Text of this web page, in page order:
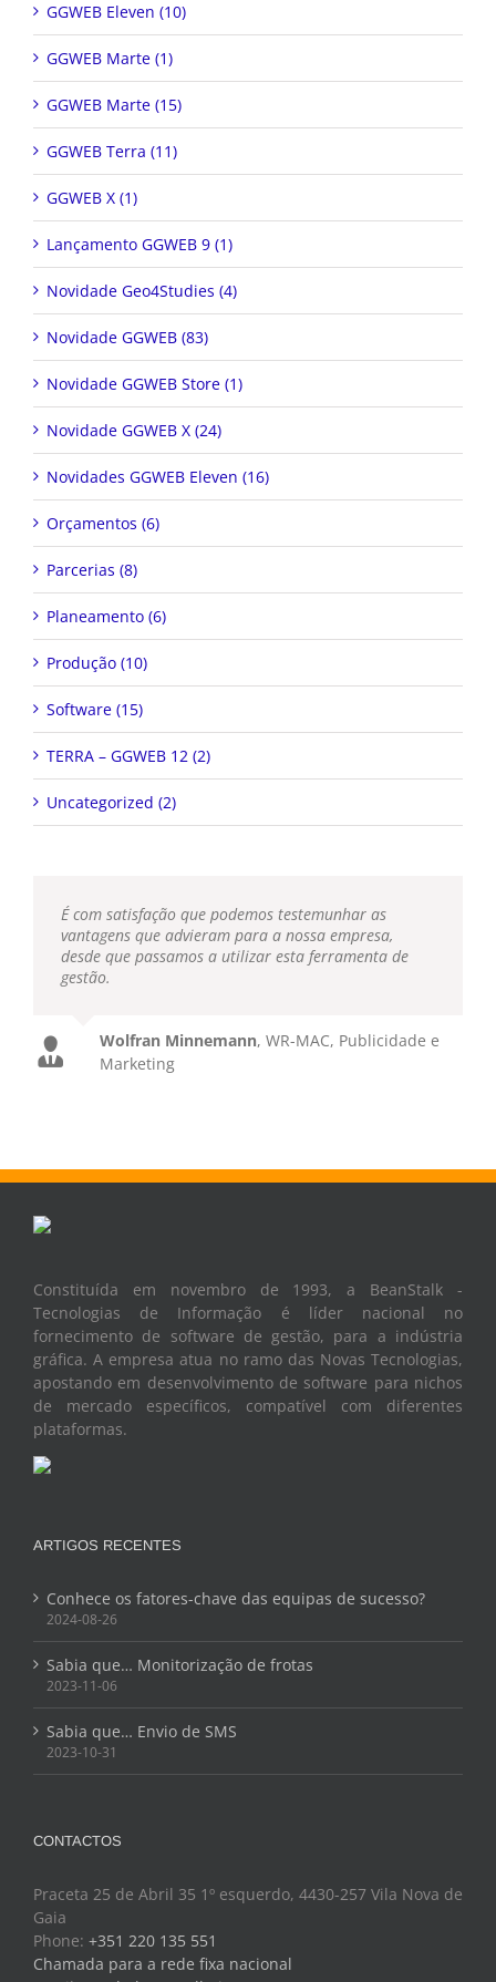
GGWEB Eleven (10)
GGWEB Marte (1)
GGWEB Marte (15)
GGWEB Terra (11)
GGWEB X (1)
Lançamento GGWEB 9 (1)
Novidade Geo4Studies (4)
Novidade GGWEB (83)
Novidade GGWEB Store (1)
Novidade GGWEB X (24)
Novidades GGWEB Eleven (16)
Orçamentos (6)
Parcerias (8)
Planeamento (6)
Produção (10)
Software (15)
TERRA – GGWEB 12 (2)
Uncategorized (2)
É com satisfação que podemos testemunhar as
vantagens que advieram para a nossa empresa,
desde que passamos a utilizar esta ferramenta de
gestão.
Wolfran Minnemann, WR-MAC, Publicidade e
Marketing
Constituída em novembro de 1993, a BeanStalk -
Tecnologias de Informação é líder nacional no
fornecimento de software de gestão, para a indústria
gráfica. A empresa atua no ramo das Novas Tecnologias,
apostando em desenvolvimento de software para nichos
de mercado específicos, compatível com diferentes
plataformas.
ARTIGOS RECENTES
Conhece os fatores-chave das equipas de sucesso?
2024-08-26
Sabia que… Monitorização de frotas
2023-11-06
Sabia que… Envio de SMS
2023-10-31
CONTACTOS
Praceta 25 de Abril 35 1º esquerdo, 4430-257 Vila Nova de
Gaia
Phone: +351 220 135 551
Chamada para a rede fixa nacional